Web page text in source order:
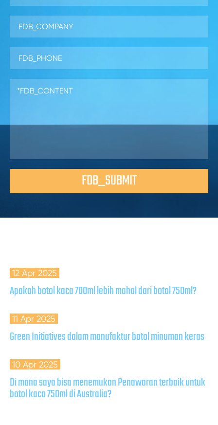
FDB_SUBMIT
12 Apr 2025
Apakah botol kaca 700ml lebih mahal dari botol 750ml?
11 Apr 2025
Green Initiatives dalam manufaktur botol minuman keras
10 Apr 2025
Di mana saya bisa menemukan Penawaran terbaik untuk
botol kaca 750ml di Australia?